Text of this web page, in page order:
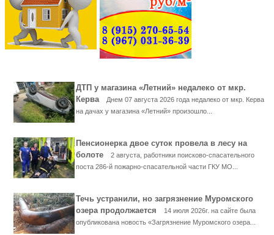
ДТП у магазина «Летний» недалеко от мкр.
Керва
Днем 07 августа 2026 года недалеко от мкр. Керва
на дачах у магазина «Летний» произошло...
Пенсионерка двое суток провела в лесу на
болоте
2 августа, работники поисково-спасательного
поста 286-й пожарно-спасательной части ГКУ МО...
Течь устранили, но загрязнение Муромского
озера продолжается
14 июля 2026г. на сайте была
опубликована новость «Загрязнение Муромского озера...